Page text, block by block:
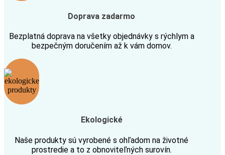
Doprava zadarmo
Bezplatná doprava na všetky objednávky s rýchlym a
bezpečným doručením až k vám domov.
Ekologické
Naše produkty sú vyrobené s ohľadom na životné
prostredie a to z obnoviteľných surovín.